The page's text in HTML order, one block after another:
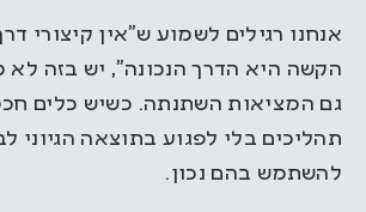
אנחנו רגילים לשמוע ש”אין קיצורי
הקשה היא הדרך הנכונה”, יש בזה
גם המציאות השתנתה. כשיש כלים
תהליכים בלי לפגוע בתוצאה הגיוני
להשתמש בהם נכון.